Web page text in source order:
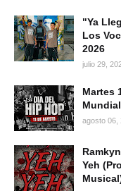
"Ya
Los
2026
julio 29,
Martes
agosto 06,
Yeh